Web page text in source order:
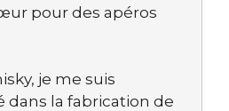
pour des apéros
je me suis
dans la fabrication de